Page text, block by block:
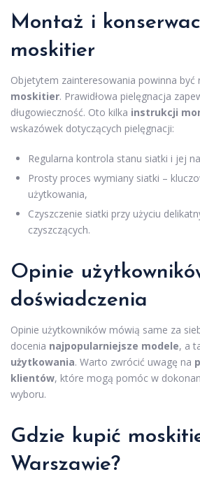
Montaż i
moskitier
Objetytem zainteresowania powinna być
moskitier. Prawidłowa pielęgnacja
długowieczność. Oto kilka instrukcji
wskazówek dotyczących pielęgnacji:
Regularna kontrola stanu siatki i jej
Prosty proces wymiany siatki –
użytkowania,
Czyszczenie siatki przy użyciu
czyszczących.
Opinie
doświadczenia
Opinie użytkowników mówią same za
docenia najpopularniejsze modele, a
użytkowania. Warto zwrócić uwagę na
klientów, które mogą pomóc w
wyboru.
Gdzie kupić
Warszawie?